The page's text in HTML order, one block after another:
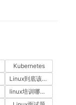
Kubernetes
Linux到底该怎样学？
linux培训哪家好